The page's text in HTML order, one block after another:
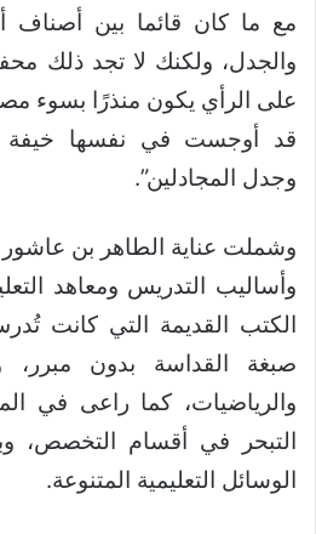
مع ما كان قائما بين أصناف
والجدل، ولكنك لا تجد ذلك
على الرأي يكون منذرًا بسوء
قد أوجست في نفسها خيفة
وجدل المجادلين”.
وشملت عناية الطاهر بن عاشور
وأساليب التدريس ومعاهد
الكتب القديمة التي كانت
صبغة القداسة بدون مبرر،
والرياضيات، كما راعى في
التبحر في أقسام التخصص،
الوسائل التعليمية المتنوعة.